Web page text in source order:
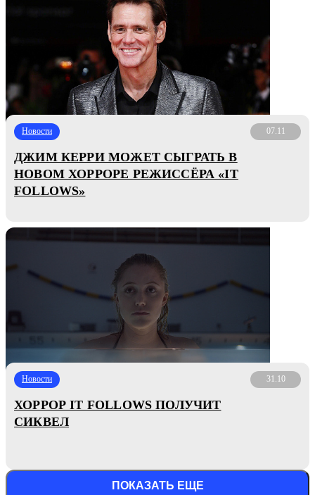
Новости 07.11
ДЖИМ КЕРРИ МОЖЕТ СЫГРАТЬ В
НОВОМ ХОРРОРЕ РЕЖИССЁРА «IT
FOLLOWS»
Новости 31.10
ХОРРОР IT FOLLOWS ПОЛУЧИТ
СИКВЕЛ
ПОКАЗАТЬ ЕЩЕ